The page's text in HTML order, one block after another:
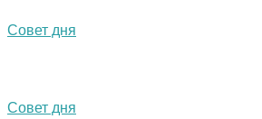
Совет дня
Совет дня